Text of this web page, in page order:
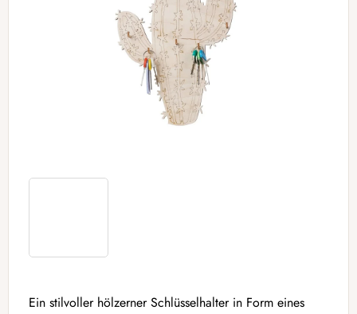
Ein stilvoller hölzerner Schlüsselhalter in Form eines